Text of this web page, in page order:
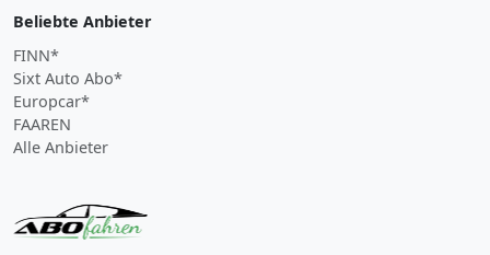
Beliebte Anbieter
FINN*
Sixt Auto Abo*
Europcar*
FAAREN
Alle Anbieter